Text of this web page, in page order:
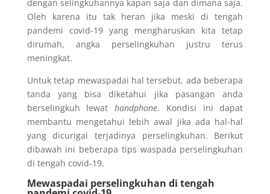
dengan selingkuhannya kapan saja dan dimana saja.
Oleh karena itu tak heran jika meski di tengah
pandemi covid-19 yang mengharuskan kita tetap
dirumah, angka perselingkuhan justru terus
meningkat.
Untuk tetap mewaspadai hal tersebut, ada beberapa
tanda yang bisa diketahui jika pasangan anda
berselingkuh lewathandphone. Kondisi ini dapat
membantu mengetahui lebih awal jika ada hal-hal
yang dicurigai terjadinya perselingkuhan. Berikut
dibawah ini beberapa tips waspada perselingkuhan
di tengah covid-19.
Mewaspadai perselingkuhan di tengah